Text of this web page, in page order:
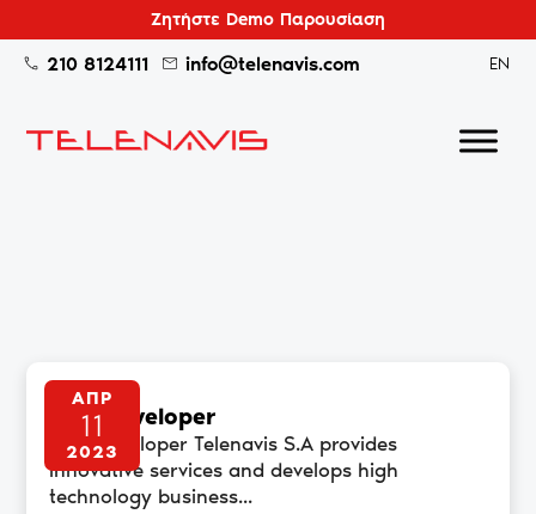
Ζητήστε Demo Παρουσίαση
210 8124111 info@telenavis.com EN
.NET Developer
ΑΠΡ
11
2023
.NET Developer Telenavis S.A provides
innovative services and develops high
technology business...